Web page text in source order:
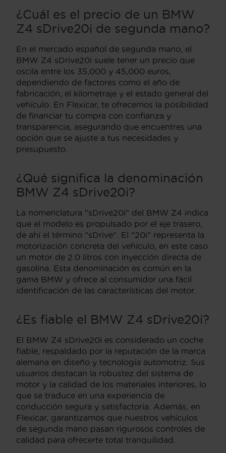
¿Cuál es el precio de un BMW
Z4 sDrive20i de segunda mano?
En el mercado español de segunda mano, el
BMW Z4 sDrive20i suele tener un precio que
oscila entre los 35,000 y 45,000 euros,
dependiendo de factores como el año de
fabricación, el kilometraje y el estado general del
vehículo. En Flexicar, te ofrecemos la posibilidad
de financiar tu compra con confianza y
transparencia, asegurando que encuentres una
opción que se ajuste a tus necesidades y
presupuesto.
¿Qué significa la denominación
BMW Z4 sDrive20i?
La nomenclatura "sDrive20i" del BMW Z4 indica
que el modelo es propulsado por el eje trasero,
de ahí el término "sDrive". El "20i" representa la
motorización concreta del vehículo, en este caso
un motor de 2.0 litros con inyección directa de
gasolina. Esta denominación es común en la
gama BMW y ofrece al consumidor una fácil
identificación de las características del motor.
¿Es fiable el BMW Z4 sDrive20i?
El BMW Z4 sDrive20i es considerado un coche
fiable, respaldado por la reputación de la marca
alemana en diseño y tecnología automotriz. Sus
usuarios destacan la robustez del sistema de
motor y la calidad de los materiales interiores, lo
que se traduce en una experiencia de
conducción segura y satisfactoria. Además, en
Flexicar, garantizamos que nuestros vehículos
de segunda mano pasan rigurosos controles de
calidad para ofrecerte total tranquilidad.